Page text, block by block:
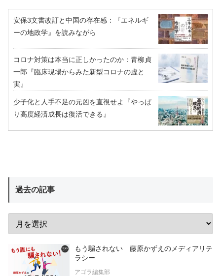
安保3文書改訂と中国の存在感：『エネルギ
ーの地政学』を読みながら
コロナ対策は本当に正しかったのか：青柳貞
一郎『臨床現場からみた新型コロナの虚と
実』
少子化と人手不足の元凶を直視せよ『やっぱ
り高度経済成長は復活できる』
過去の記事
もう騙されない 藤原かずえのメディアリテ
ラシー
アゴラ編集部